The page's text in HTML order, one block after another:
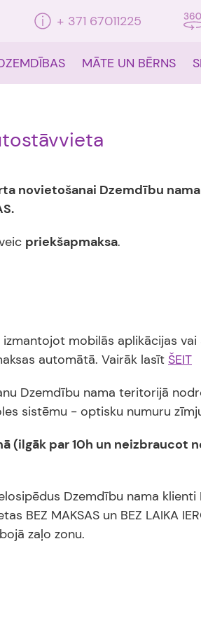
+ 371 67011225
MĀTE UN BĒRNS
novietošanai Dzemdību
priekšapmaksa.
mobilās aplikācijas
automātā. Vairāk lasīt ŠEIT
Dzemdību nama teritorijā
sistēmu - optisku numuru
(ilgāk par 10h un neizbraucot
Dzemdību nama
BEZ MAKSAS un BEZ LAIKA
zaļo zonu.